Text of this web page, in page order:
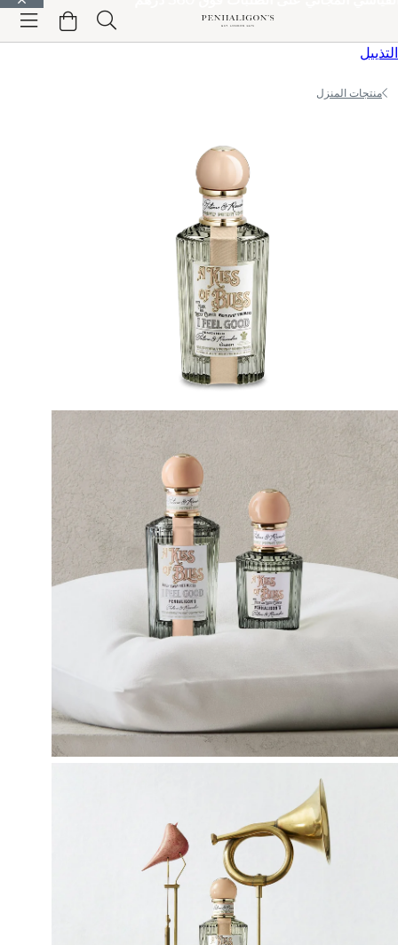
الانتقال إلى المحتوى الرئيسيالانتقال إلى
التذييل
منتجات المنزل